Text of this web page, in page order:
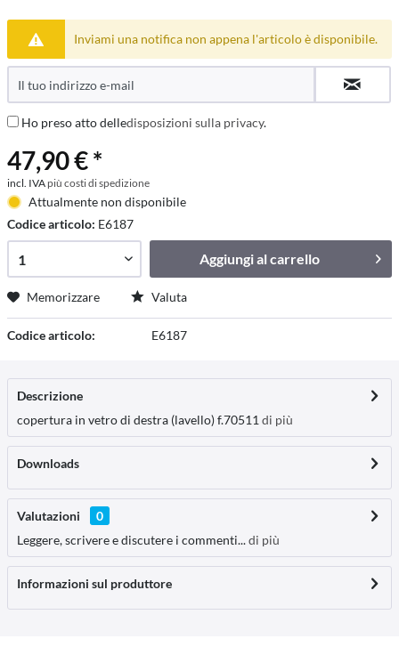
Inviami una notifica non appena l'articolo è disponibile.
Ho preso atto delledisposizioni sulla privacy.
47,90 € *
incl. IVA più costi di spedizione
Attualmente non disponibile
Codice articolo: E6187
Aggiungi alcarrello
Memorizzare Valuta
Codice articolo: E6187
Descrizione
copertura in vetro di destra (lavello) f.70511 di più
Downloads
Valutazioni
0
Leggere, scrivere e discutere i commenti...di più
Informazioni sul produttore